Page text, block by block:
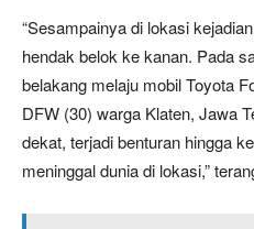
“Sesampainya di lokasi
hendak belok ke kanan. Pada
belakang melaju mobil Toyota
DFW (30) warga Klaten, Jawa
dekat, terjadi benturan hingga
meninggal dunia di lokasi,”